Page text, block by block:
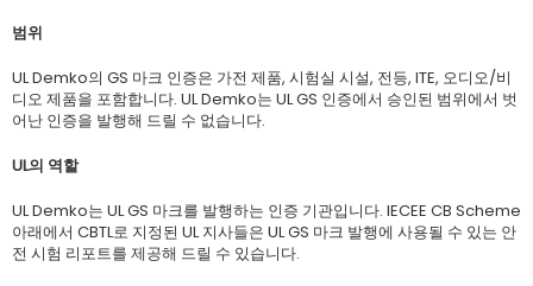
범위
UL Demko의 GS 마크 인증은 가전 제품, 시험실 시설, 전등, ITE, 오디오/비
디오 제품을 포함합니다. UL Demko는 UL GS 인증에서 승인된 범위에서 벗
어난 인증을 발행해 드릴 수 없습니다.
UL의 역할
UL Demko는 UL GS 마크를 발행하는 인증 기관입니다. IECEE CB Scheme
아래에서 CBTL로 지정된 UL 지사들은 UL GS 마크 발행에 사용될 수 있는 안
전 시험 리포트를 제공해 드릴 수 있습니다.